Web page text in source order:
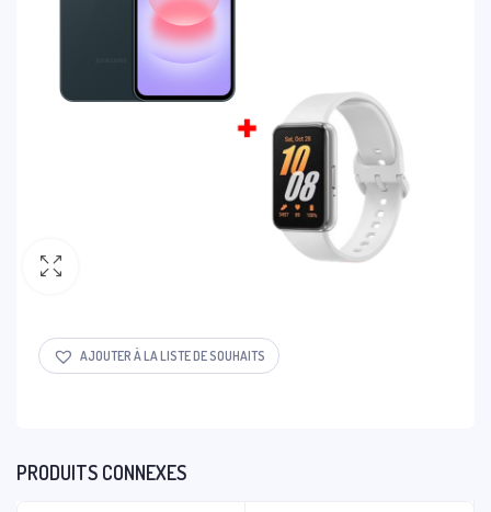
AJOUTER À LA LISTE DE SOUHAITS
PRODUITS CONNEXES